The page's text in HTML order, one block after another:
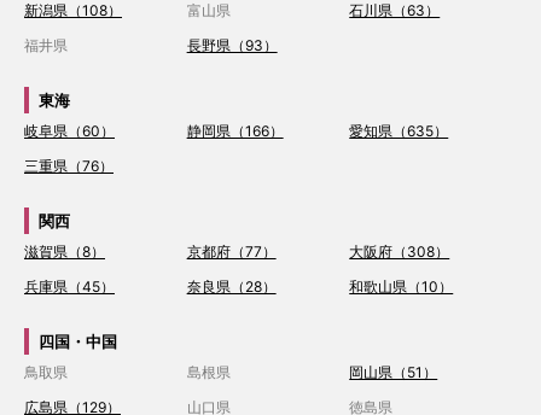
新潟県（108） 富山県
石川県（63）
福井県
長野県（93）
東海
岐阜県（60） 静岡県（166）
愛知県（635）
三重県（76）
関西
滋賀県（8） 京都府（77）
大阪府（308）
兵庫県（45）
奈良県（28） 和歌山県（10）
四国・中国
鳥取県 島根県
岡山県（51）
広島県（129）
山口県
徳島県